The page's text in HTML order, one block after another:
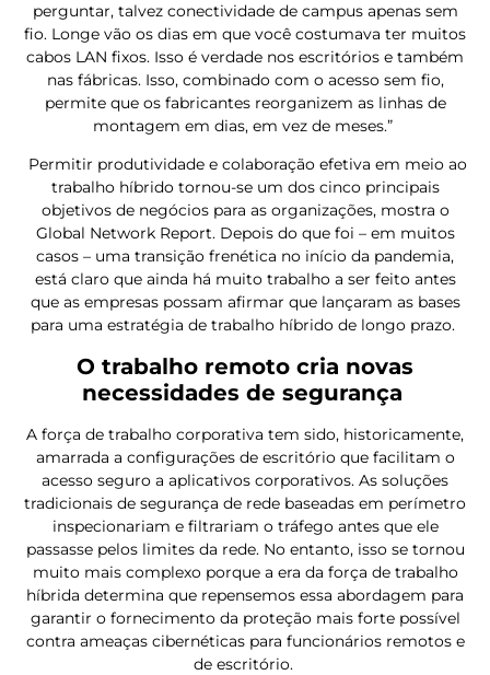
perguntar, talvez conectividade de campus apenas sem
fio. Longe vão os dias em que você costumava ter muitos
cabos LAN fixos. Isso é verdade nos escritórios e também
nas fábricas. Isso, combinado com o acesso sem fio,
permite que os fabricantes reorganizem as linhas de
montagem em dias, em vez de meses.”
Permitir produtividade e colaboração efetiva em meio ao
trabalho híbrido tornou-se um dos cinco principais
objetivos de negócios para as organizações, mostra o
Global Network Report. Depois do que foi – em muitos
casos – uma transição frenética no início da pandemia,
está claro que ainda há muito trabalho a ser feito antes
que as empresas possam afirmar que lançaram as bases
para uma estratégia de trabalho híbrido de longo prazo.
O trabalho remoto cria novas
necessidades de segurança
A força de trabalho corporativa tem sido, historicamente,
amarrada a configurações de escritório que facilitam o
acesso seguro a aplicativos corporativos. As soluções
tradicionais de segurança de rede baseadas em perímetro
inspecionariam e filtrariam o tráfego antes que ele
passasse pelos limites da rede. No entanto, isso se tornou
muito mais complexo porque a era da força de trabalho
híbrida determina que repensemos essa abordagem para
garantir o fornecimento da proteção mais forte possível
contra ameaças cibernéticas para funcionários remotos e
de escritório.